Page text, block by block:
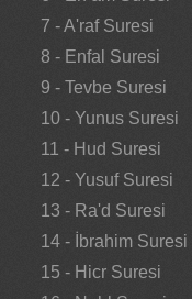
7 - A'raf Suresi
8 - Enfal Suresi
9 - Tevbe Suresi
10 - Yunus Suresi
11 - Hud Suresi
12 - Yusuf Suresi
13 - Ra'd Suresi
14 - İbrahim Suresi
15 - Hicr Suresi